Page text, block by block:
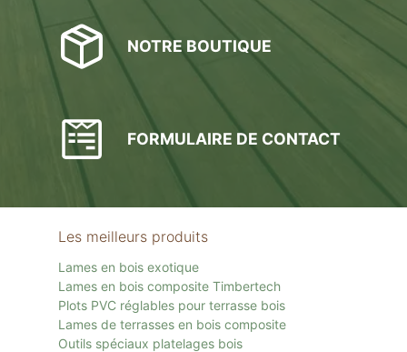
NOTRE BOUTIQUE
FORMULAIRE DE CONTACT
Les meilleurs produits
Lames en bois exotique
Lames en bois composite Timbertech
Plots PVC réglables pour terrasse bois
Lames de terrasses en bois composite
Outils spéciaux platelages bois